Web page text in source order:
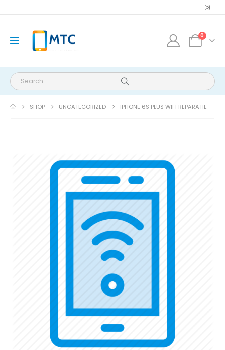
0
SHOP UNCATEGORIZED IPHONE 6S PLUS WIFI REPARATIE